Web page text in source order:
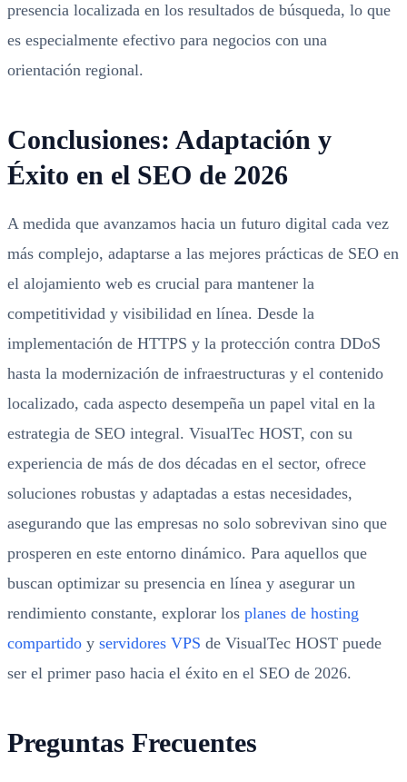
presencia localizada en los resultados de búsqueda, lo que
es especialmente efectivo para negocios con una
orientación regional.
Conclusiones: Adaptación y
Éxito en el SEO de 2026
A medida que avanzamos hacia un futuro digital cada vez
más complejo, adaptarse a las mejores prácticas de SEO en
el alojamiento web es crucial para mantener la
competitividad y visibilidad en línea. Desde la
implementación de HTTPS y la protección contra DDoS
hasta la modernización de infraestructuras y el contenido
localizado, cada aspecto desempeña un papel vital en la
estrategia de SEO integral. VisualTec HOST, con su
experiencia de más de dos décadas en el sector, ofrece
soluciones robustas y adaptadas a estas necesidades,
asegurando que las empresas no solo sobrevivan sino que
prosperen en este entorno dinámico. Para aquellos que
buscan optimizar su presencia en línea y asegurar un
rendimiento constante, explorar los planes de hosting
compartido y servidores VPS de VisualTec HOST puede
ser el primer paso hacia el éxito en el SEO de 2026.
Preguntas Frecuentes